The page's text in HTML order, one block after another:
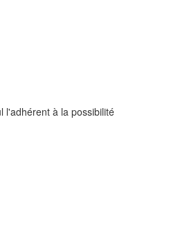
l'adhérent à la possibilité